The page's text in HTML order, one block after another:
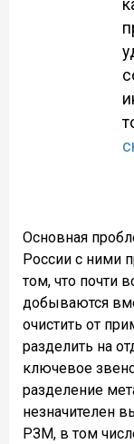
Основная
России с ними
том, что почти
добываются
очистить от
разделить на
ключевое
разделение
незначителен
РЗМ, в том